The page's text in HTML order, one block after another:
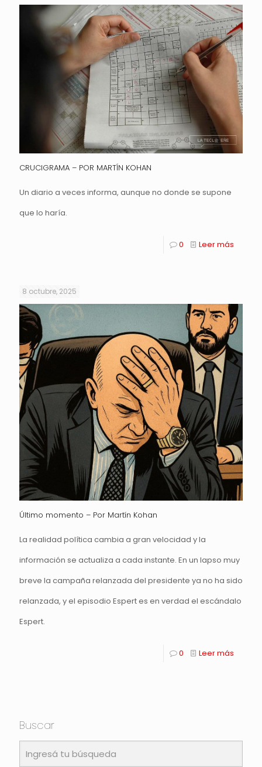
CRUCIGRAMA – POR MARTÍN KOHAN
Un diario a veces informa, aunque no donde se supone
que lo haría.
0 Leer más
8 octubre, 2025
Último momento – Por Martín Kohan
La realidad política cambia a gran velocidad y la
información se actualiza a cada instante. En un lapso muy
breve la campaña relanzada del presidente ya no ha sido
relanzada, y el episodio Espert es en verdad el escándalo
Espert.
0 Leer más
Buscar